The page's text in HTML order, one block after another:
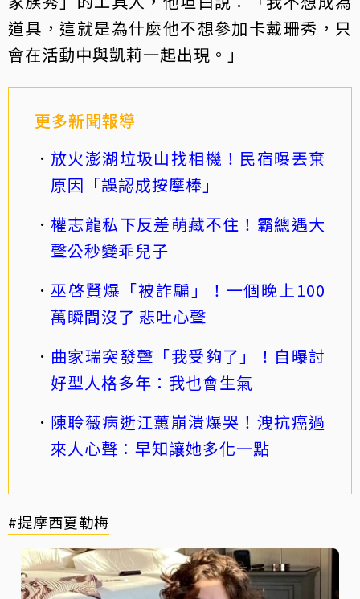
道具，這就是為什麼他不想參加卡戴珊秀，只
會在活動中與凱莉一起出現。」
更多新聞報導
放火澎湖垃圾山找相機！民宿曝丟棄
原因「誤認成按摩棒」
權志龍私下反差萌藏不住！霸總遇大
聲公秒變乖兒子
巫啓賢爆「被詐騙」！一個晚上100
萬瞬間沒了 悲吐心聲
曲家瑞突發聲「我受夠了」！自曝討
好型人格多年：我也會生氣
陳聆薇病逝江蕙崩潰爆哭！洩抗癌過
來人心聲：早知讓她多化一點
#提摩西夏勒梅